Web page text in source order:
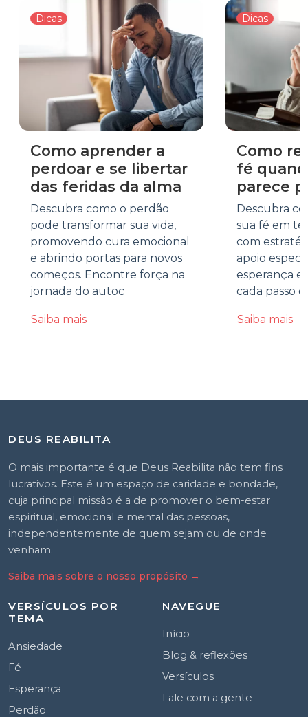
Dicas
Como aprender a
perdoar e se libertar
das feridas da alma
Descubra como o perdão
pode transformar sua vida,
promovendo cura emocional
e abrindo portas para novos
começos. Encontre força na
jornada do autoc
Saiba mais
Dicas
Como
fé
parece
Descubra
sua fé em
com
apoio
esperança e
cada passo d
Saiba mais
DEUS REABILITA
O mais importante é que Deus Reabilita não tem fins
lucrativos. Este é um espaço de caridade e bondade,
cuja principal missão é a de promover o bem-estar
espiritual, emocional e mental das pessoas,
independentemente de quem sejam ou de onde
venham.
Saiba mais sobre o nosso propósito →
VERSÍCULOS POR
TEMA
Ansiedade
Fé
Esperança
Perdão
NAVEGUE
Início
Blog & reflexões
Versículos
Fale com a gente